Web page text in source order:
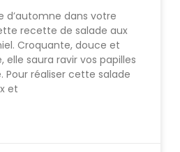
d’automne dans votre
recette de salade aux
Croquante, douce et
saura ravir vos papilles
Pour réaliser cette salade
et